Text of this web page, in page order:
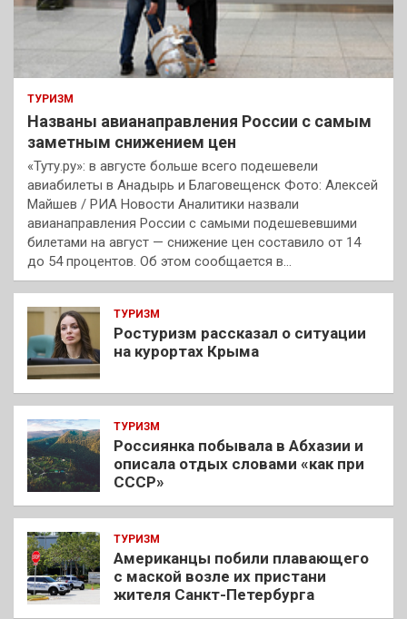
ТУРИЗМ
Названы авианаправления России с самым
заметным снижением цен
«Туту.ру»: в августе больше всего подешевели
авиабилеты в Анадырь и Благовещенск Фото: Алексей
Майшев / РИА Новости Аналитики назвали
авианаправления России с самыми подешевевшими
билетами на август — снижение цен составило от 14
до 54 процентов. Об этом сообщается в…
ТУРИЗМ
Ростуризм рассказал о ситуации
на курортах Крыма
ТУРИЗМ
Россиянка побывала в Абхазии и
описала отдых словами «как при
СССР»
ТУРИЗМ
Американцы побили плавающего
с маской возле их пристани
жителя Санкт-Петербурга